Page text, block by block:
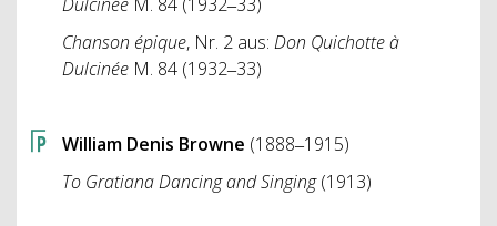
Dulcinée M. 84 (1932‒33)
Chanson épique, Nr. 2 aus: Don Quichotte à
Dulcinée M. 84 (1932‒33)
William Denis Browne (1888‒1915)
To Gratiana Dancing and Singing(1913)